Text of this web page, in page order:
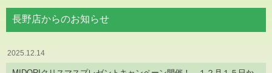
長野店からのお知らせ
2025.12.14